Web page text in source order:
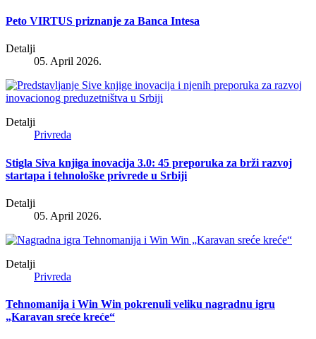
Peto VIRTUS priznanje za Banca Intesa
Detalji
05. April 2026.
Detalji
Privreda
Stigla Siva knjiga inovacija 3.0: 45 preporuka za brži razvoj
startapa i tehnološke privrede u Srbiji
Detalji
05. April 2026.
Detalji
Privreda
Tehnomanija i Win Win pokrenuli veliku nagradnu igru
„Karavan sreće kreće“